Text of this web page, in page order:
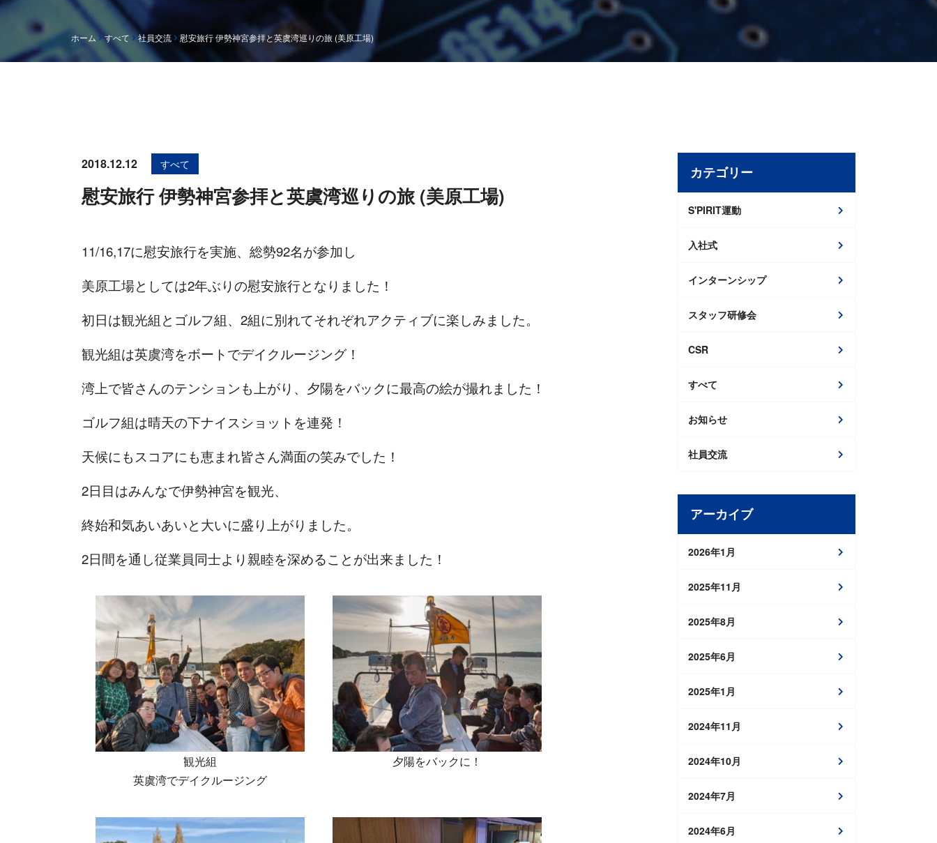
ホーム すべて 社員交流 慰安旅行 伊勢神宮参拝と英虞湾巡りの旅 (美原工場)
2018.12.12 すべて
慰安旅行 伊勢神宮参拝と英虞湾巡りの旅 (美原工場)
11/16,17に慰安旅行を実施、総勢92名が参加し
美原工場としては2年ぶりの慰安旅行となりました！
初日は観光組とゴルフ組、2組に別れてそれぞれアクティブに楽しみました。
観光組は英虞湾をボートでデイクルージング！
湾上で皆さんのテンションも上がり、夕陽をバックに最高の絵が撮れました！
ゴルフ組は晴天の下ナイスショットを連発！
天候にもスコアにも恵まれ皆さん満面の笑みでした！
2日目はみんなで伊勢神宮を観光、
終始和気あいあいと大いに盛り上がりました。
2日間を通し従業員同士より親睦を深めることが出来ました！
観光組
英虞湾でデイクルージング
夕陽をバックに！
カテゴリー
S'PIRIT運動
入社式
インターンシップ
スタッフ研修会
CSR
すべて
お知らせ
社員交流
アーカイブ
2026年1月
2025年11月
2025年8月
2025年6月
2025年1月
2024年11月
2024年10月
2024年7月
2024年6月